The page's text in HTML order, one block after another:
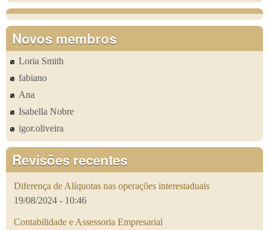
Novos membros
Loria Smith
fabiano
Ana
Isabella Nobre
igor.oliveira
Revisões recentes
Diferença de Alíquotas nas operações interestaduais
19/08/2024 - 10:46
Contabilidade e Assessoria Empresarial